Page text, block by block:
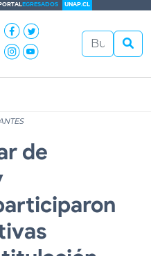
EGRESADOS UNAP.CL
de